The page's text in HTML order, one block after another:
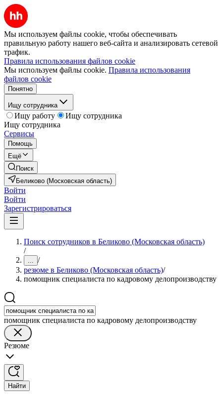
Мы используем файлы cookie, чтобы обеспечивать
правильную работу нашего веб-сайта и анализировать сетевой
трафик.
Правила использования файлов cookie
Мы используем файлы cookie. Правила использования
файлов cookie
Понятно
Ищу сотрудника
Ищу работу
Ищу сотрудника
Ищу сотрудника
Сервисы
Помощь
Ещё
Поиск
Беликово (Московская область)
Войти
Войти
Зарегистрироваться
Поиск сотрудников в Беликово (Московская область)
/
... /
резюме в Беликово (Московская область)/
помощник специалиста по кадровому делопроизводству
помощник специалиста по кадровому делопроизводству
Резюме
Найти